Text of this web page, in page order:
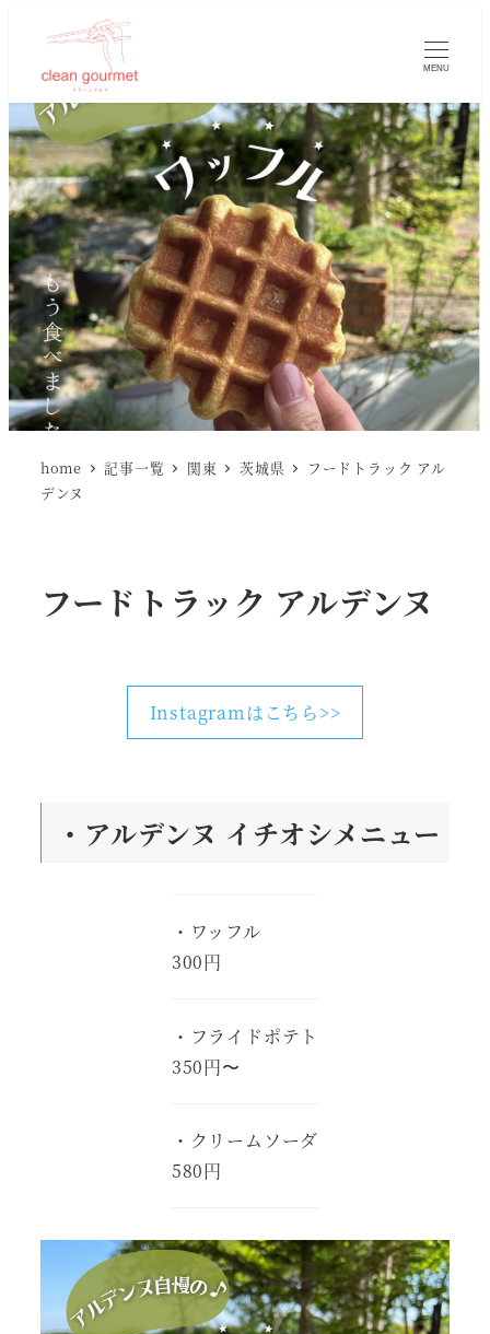
MENU
home 記事一覧 関東 茨城県
フードトラック アル
デンヌ
フードトラック アルデンヌ
Instagramはこちら>>
・アルデンヌ イチオシメニュー
・ワッフル
300円
・フライドポテト
350円〜
・クリームソーダ
580円